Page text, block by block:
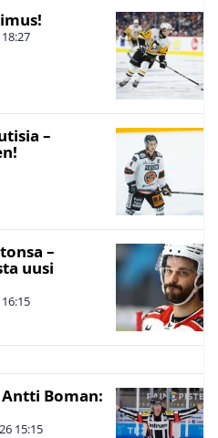
18:27
–
–
uusi
16:15
Boman:
15:15